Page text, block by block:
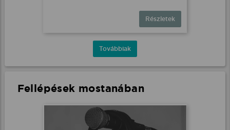
Részletek
Továbbiak
Fellépések mostanában